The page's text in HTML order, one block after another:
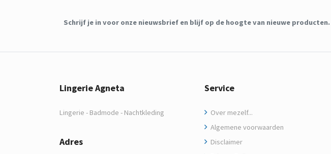
Schrijf je in voor onze nieuwsbrief en blijf op de hoogte van nieuwe producten.
Lingerie Agneta
Lingerie - Badmode - Nachtkleding
Adres
Service
Over mezelf...
Algemene voorwaarden
Disclaimer